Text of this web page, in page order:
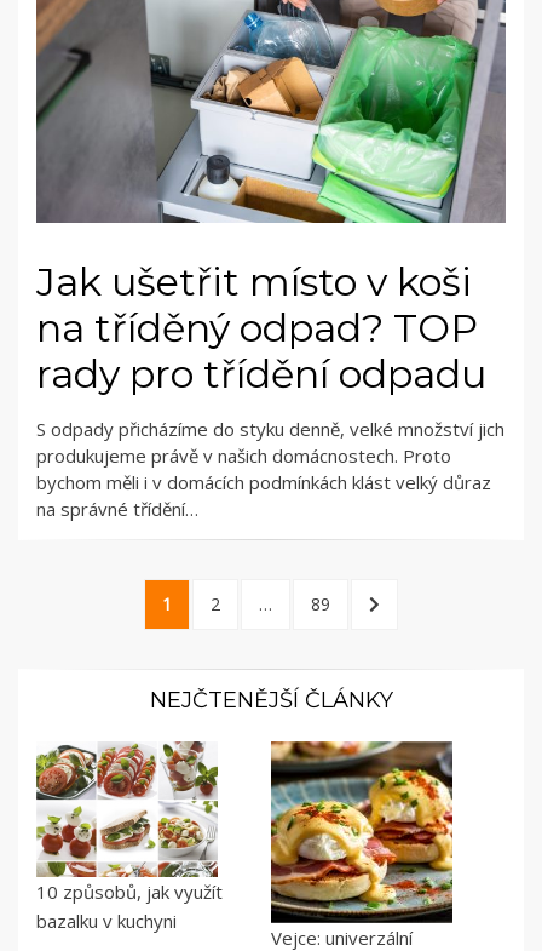
Jak ušetřit místo v koši
na tříděný odpad? TOP
rady pro třídění odpadu
S odpady přicházíme do styku denně, velké množství jich
produkujeme právě v našich domácnostech. Proto
bychom měli i v domácích podmínkách klást velký důraz
na správné třídění…
Stránkování
příspěvků
PAGE
1 PAGE
2 … PAGE
89
NEXT
NEJČTENĚJŠÍ ČLÁNKY
10 způsobů, jak využít
bazalku v kuchyni
Vejce: univerzální